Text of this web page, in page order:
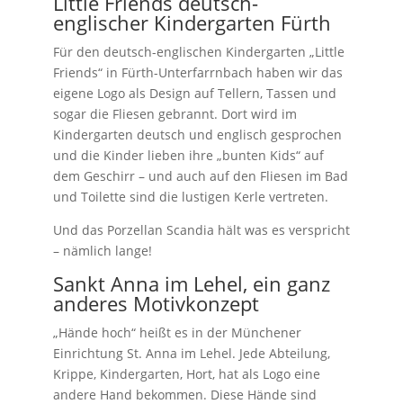
englischer Kindergarten Fürth
Für den deutsch-englischen Kindergarten „Little
Friends“ in Fürth-Unterfarrnbach haben wir das
eigene Logo als Design auf Tellern, Tassen und
sogar die Fliesen gebrannt. Dort wird im
Kindergarten deutsch und englisch gesprochen
und die Kinder lieben ihre „bunten Kids“ auf
dem Geschirr – und auch auf den Fliesen im Bad
und Toilette sind die lustigen Kerle vertreten.
Und das Porzellan Scandia hält was es verspricht
– nämlich lange!
Sankt Anna im Lehel, ein ganz
anderes Motivkonzept
„Hände hoch“ heißt es in der Münchener
Einrichtung St. Anna im Lehel. Jede Abteilung,
Krippe, Kindergarten, Hort, hat als Logo eine
andere Hand bekommen. Diese Hände sind